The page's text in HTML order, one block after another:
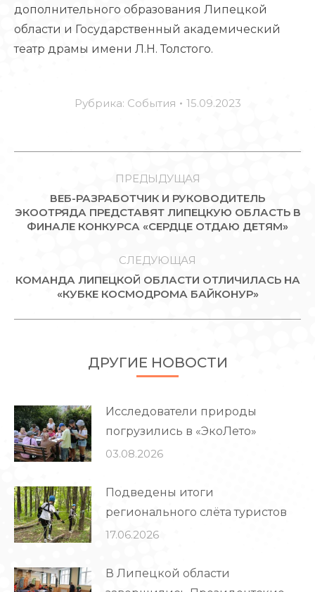
дополнительного образования Липецкой
области и Государственный академический
театр драмы имени Л.Н. Толстого.
Рубрика: События 15.09.2023
ЗАПИСЯМ
ПРЕДЫДУЩАЯ
Предыдущая
запись:
ВЕБ-РАЗРАБОТЧИК И РУКОВОДИТЕЛЬ
ЭКООТРЯДА ПРЕДСТАВЯТ ЛИПЕЦКУЮ ОБЛАСТЬ В
ФИНАЛЕ КОНКУРСА «СЕРДЦЕ ОТДАЮ ДЕТЯМ»
СЛЕДУЮЩАЯ
Следующая
КОМАНДА ЛИПЕЦКОЙ ОБЛАСТИ ОТЛИЧИЛАСЬ НА
«КУБКЕ КОСМОДРОМА БАЙКОНУР»
ДРУГИЕ НОВОСТИ
Исследователи природы
погрузились в «ЭкоЛето»
03.08.2026
Подведены итоги
регионального слёта туристов
17.06.2026
В Липецкой области